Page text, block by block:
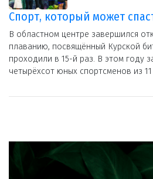
Спорт, который может
В областном центре завершился
плаванию, посвящённый Курской
проходили в 15-й раз. В этом году
четырёхсот юных спортсменов из